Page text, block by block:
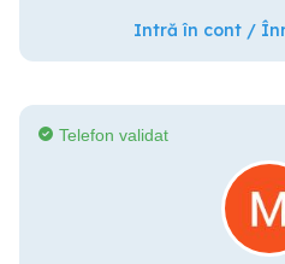
Intră în cont /
Telefon validat